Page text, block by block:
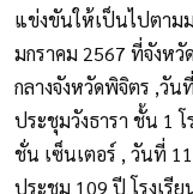
แข่งขันให้เป็นไปตาม
มกราคม 2567 ที่จังห
กลางจังหวัดพิจิตร ,วั
ประชุมวังธารา ชั้น 1
ชั่น เซ็นเตอร์ , วันที่
ประชุม 109 ปี โรงเรี